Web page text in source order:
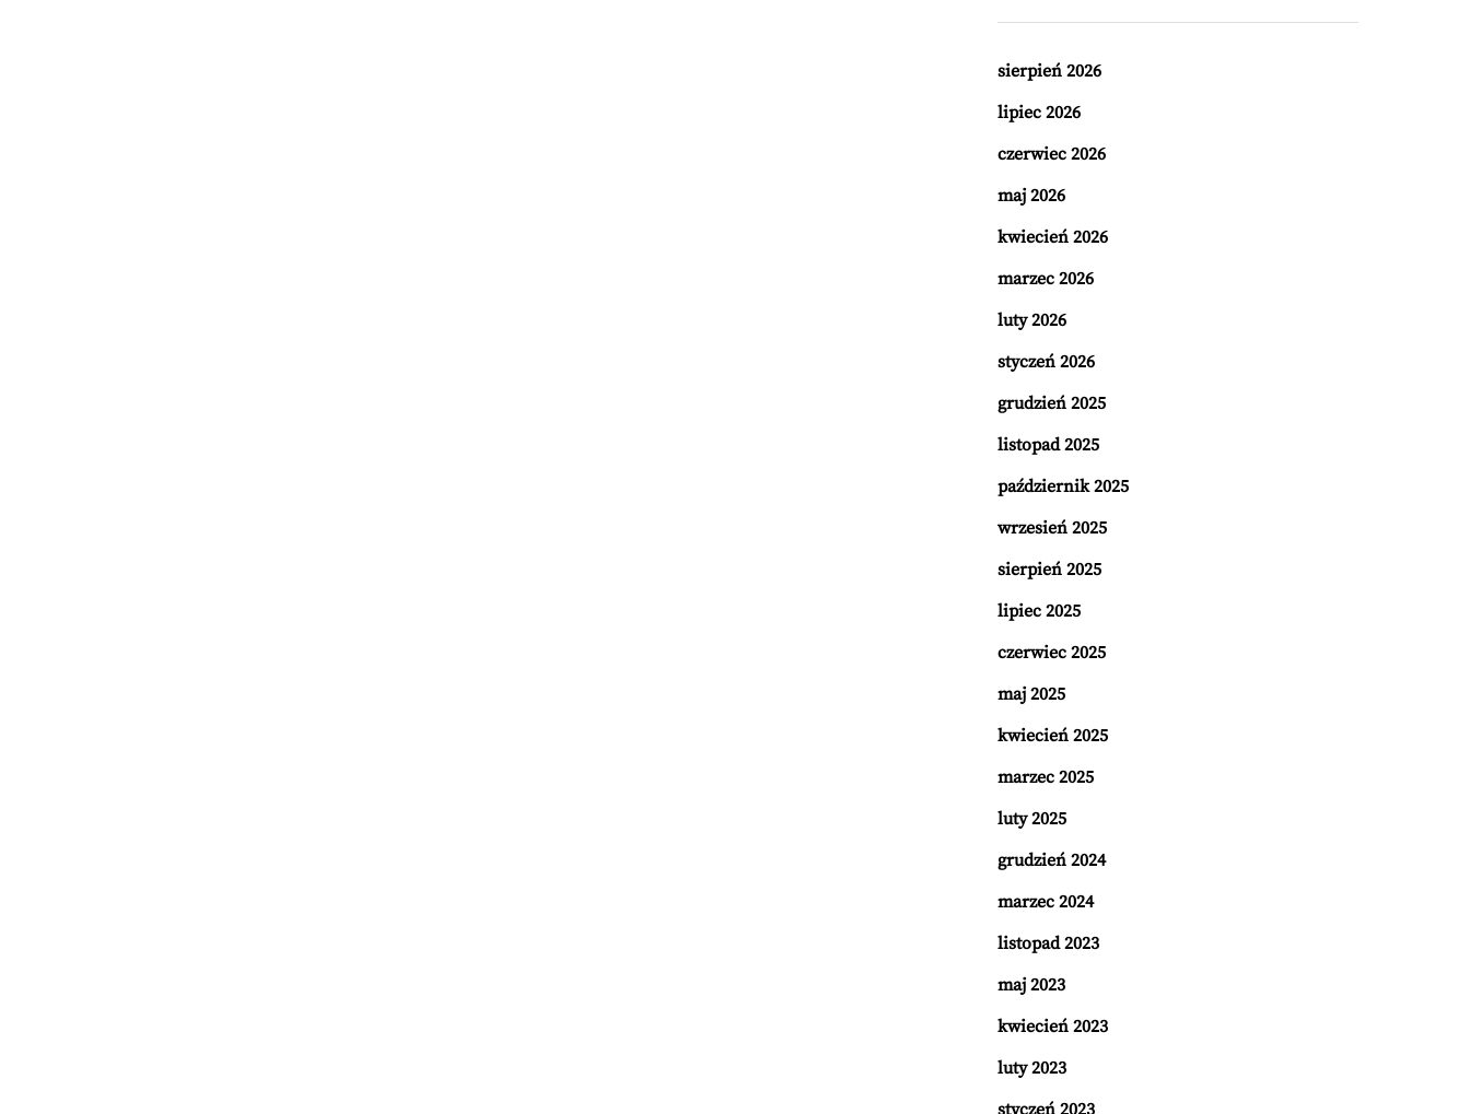
sierpień 2026
lipiec 2026
czerwiec 2026
maj 2026
kwiecień 2026
marzec 2026
luty 2026
styczeń 2026
grudzień 2025
listopad 2025
październik 2025
wrzesień 2025
sierpień 2025
lipiec 2025
czerwiec 2025
maj 2025
kwiecień 2025
marzec 2025
luty 2025
grudzień 2024
marzec 2024
listopad 2023
maj 2023
kwiecień 2023
luty 2023
styczeń 2023